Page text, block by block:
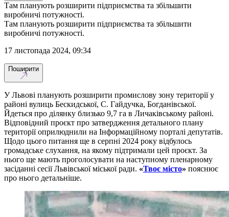
Там планують розширити підприємства та збільшити
виробничі потужності.
Там планують розширити підприємства та збільшити
виробничі потужності.
17 листопада 2024, 09:34
Поширити
У Львові планують розширити промислову зону території у
районі вулиць Бескидської, С. Гайдучка, Богданівської.
Йдеться про ділянку близько 9,7 га в Личаківському районі.
Відповідний проєкт про затвердження детального плану
території оприлюднили на Інформаційному порталі депутатів.
Щодо цього питання ще в серпні 2024 року відбулось
громадське слухання, на якому підтримали цей проєкт. За
нього ще мають проголосувати на наступному пленарному
засіданні сесії Львівської міської ради. «Твоє місто» пояснює
про нього детальніше.